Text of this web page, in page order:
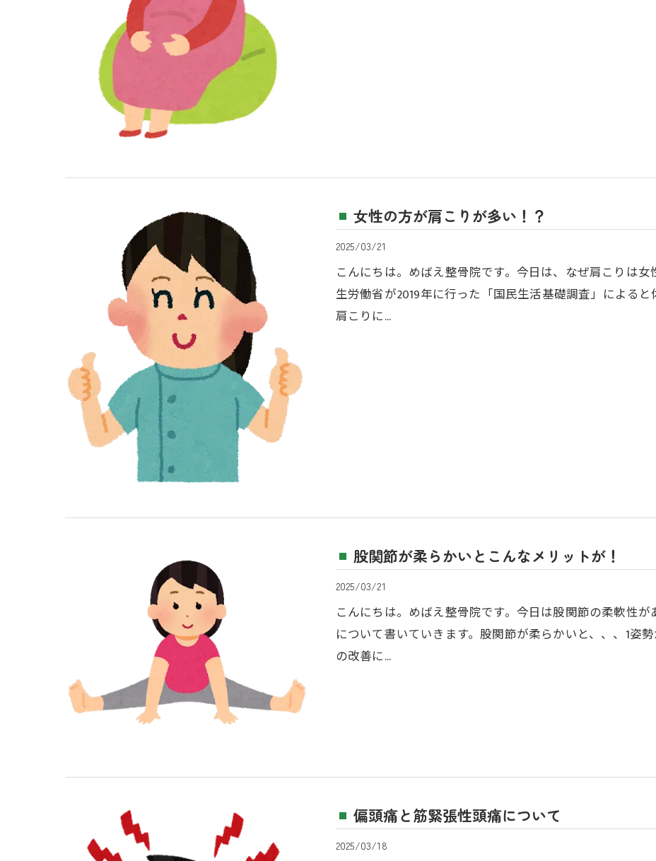
女性の方が肩こりが多い！？
2025/03/21
こんにちは。めばえ整骨院です。今日は、なぜ肩こりは
生労働省が2019年に行った「国民生活基礎調査」による
肩こりに…
股関節が柔らかいとこんなメリットが！
2025/03/21
こんにちは。めばえ整骨院です。今日は股関節の柔軟性
について書いていきます。股関節が柔らかいと、、、1姿
の改善に…
偏頭痛と筋緊張性頭痛について
2025/03/18